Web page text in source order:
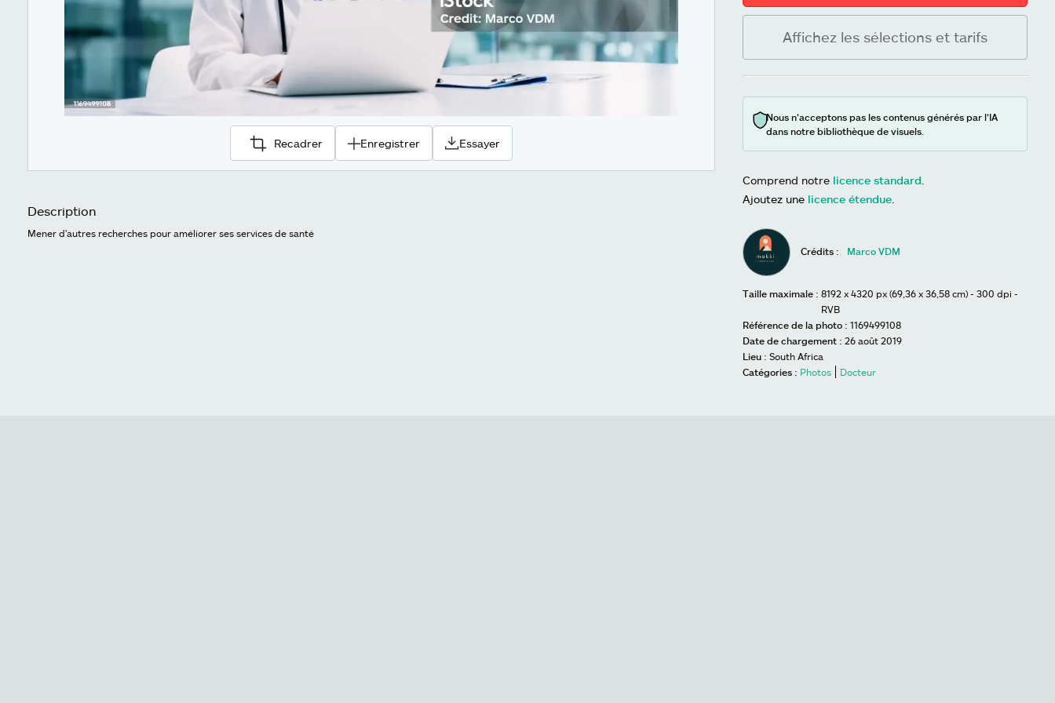
Recadrer Enregistrer Essayer
Description
Mener d'autres recherches pour améliorer ses services de santé
Affichez les sélections et tarifs
Nous n’acceptons pas les contenus générés par l’IA
dans notre bibliothèque de visuels.
Comprend notre licence standard
Ajoutez une licence étendue
Crédits : Marco VDM
Taille maximale : 8192 x 4320 px (69,36 x 36,58 cm) - 300 dpi -
RVB
Référence de la photo : 1169499108
Date de chargement : 26 août 2019
Lieu : South Africa
Catégories : Photos Docteur